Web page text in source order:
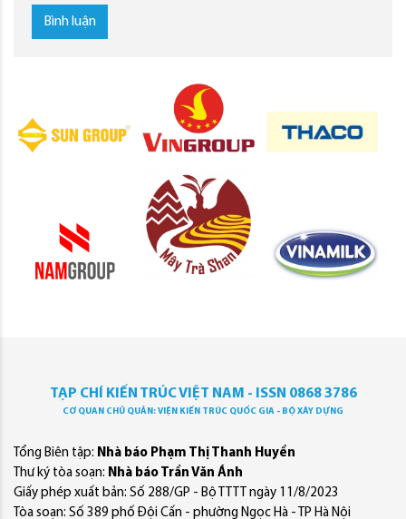
Bình luận
TẠP CHÍ KIẾN TRÚC VIỆT NAM - ISSN 0868 3786
CƠ QUAN CHỦ QUẢN: VIỆN KIẾN TRÚC QUỐC GIA - BỘ XÂY DỰNG
Tổng Biên tập: Nhà báo Phạm Thị Thanh Huyền
Thư ký tòa soạn: Nhà báo Trần Văn Ánh
Giấy phép xuất bản: Số 288/GP - Bộ TTTT ngày 11/8/2023
Tòa soạn: Số 389 phố Đội Cấn - phường Ngọc Hà - TP Hà Nội